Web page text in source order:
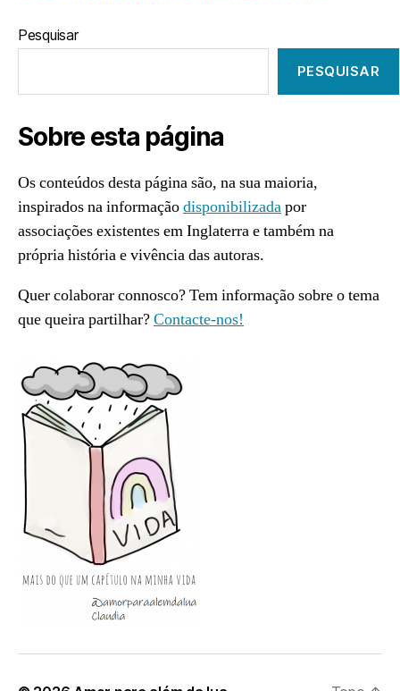
Pesquisar
PESQUISAR
Sobre esta página
Os conteúdos desta página são, na sua maioria,
inspirados na informaçãodisponibilizadapor
associações existentes em Inglaterra e também na
própria história e vivência das autoras.
Quer colaborar connosco? Tem informação sobre o tema
que queira partilhar?Contacte-nos!